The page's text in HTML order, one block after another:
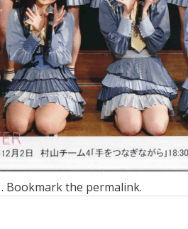
Bookmark the permalink.